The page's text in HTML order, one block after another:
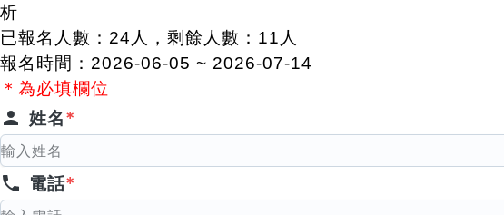
析
已報名人數：24人，剩餘人數：11人
報名時間： 2026-06-05 ~ 2026-07-14
＊為必填欄位
姓名*
電話*